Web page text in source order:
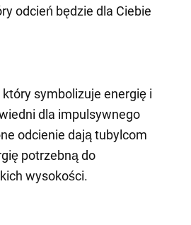
odcień będzie dla Ciebie
symbolizuje energię i
dla impulsywnego
odcienie dają tubylcom
potrzebną do
wysokości.